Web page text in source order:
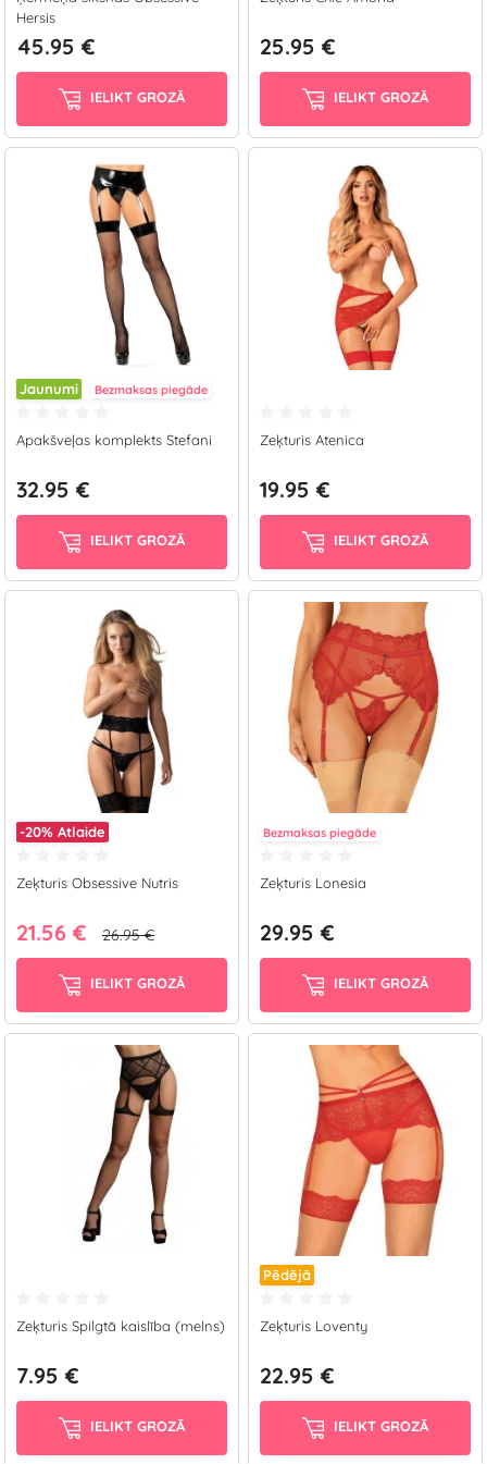
Hersis
45.95 €
IELIKT GROZĀ
25.95 €
IELIKT GROZĀ
Jaunumi Bezmaksas piegāde
Apakšveļas komplekts Stefani
32.95 €
IELIKT GROZĀ
Zeķturis Atenica
19.95 €
IELIKT GROZĀ
-20% Atlaide
Zeķturis Obsessive Nutris
21.56 € 26.95 €
IELIKT GROZĀ
Bezmaksas piegāde
Zeķturis Lonesia
29.95 €
IELIKT GROZĀ
Zeķturis Spilgtā kaislība (melns)
7.95 €
IELIKT GROZĀ
Pēdējā
Zeķturis Loventy
22.95 €
IELIKT GROZĀ